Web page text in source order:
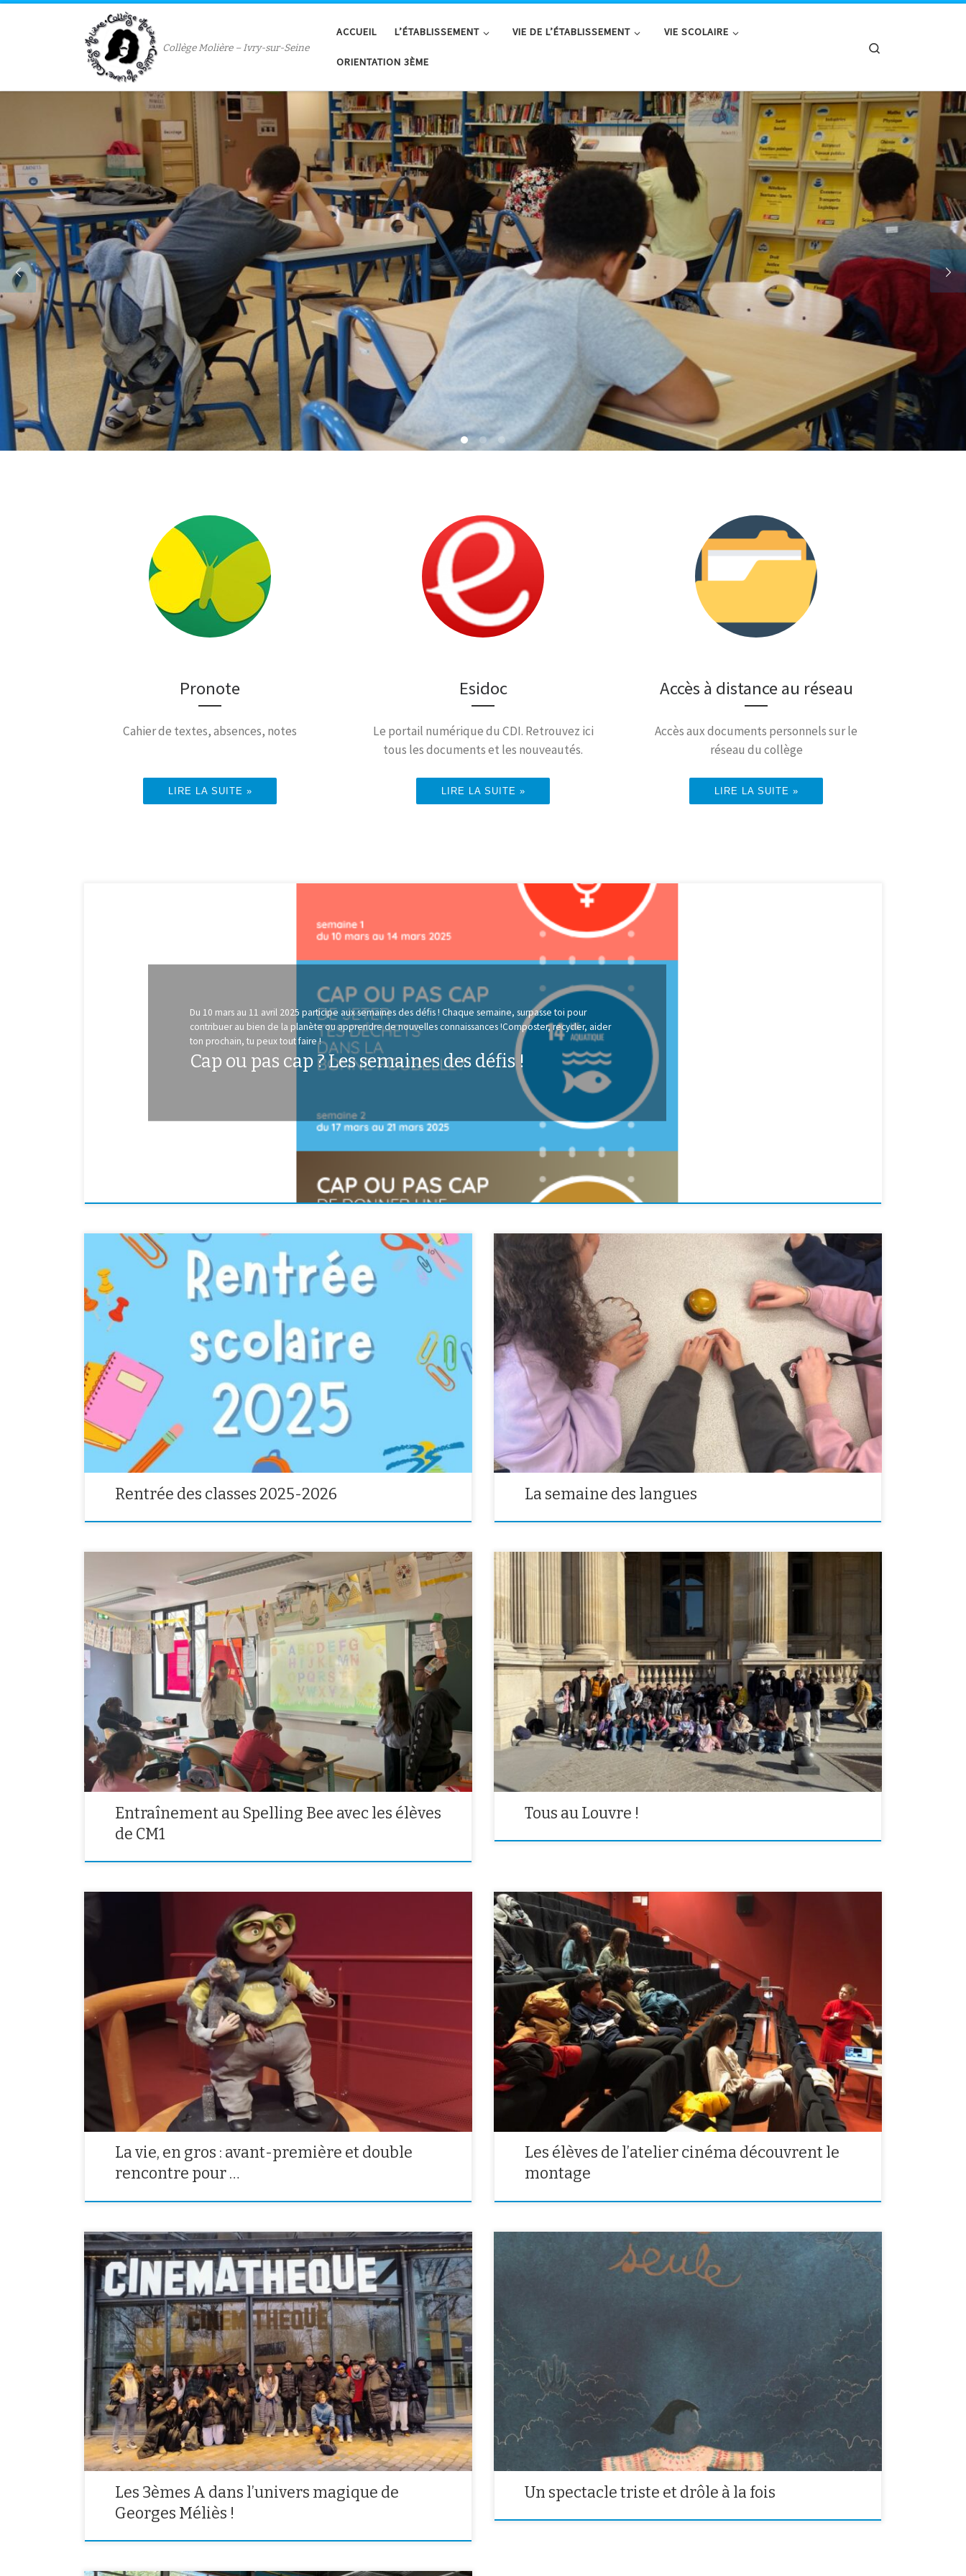
Passer au contenu
Collège Molière – Ivry-sur-Seine
ACCUEIL L’ÉTABLISSEMENT VIE DE L’ÉTABLISSEMENT VIE SCOLAIRE
ORIENTATION 3ÈME
Pronote
Cahier de textes, absences, notes
LIRE LA SUITE »
Esidoc
Le portail numérique du CDI. Retrouvez ici
tous les documents et les nouveautés.
LIRE LA SUITE »
Accès à distance au réseau
Accès aux documents personnels sur le
réseau du collège
LIRE LA SUITE »
Du 10 mars au 11 avril 2025 participe aux semaines des défis ! Chaque semaine, surpasse toi pour
contribuer au bien de la planète ou apprendre de nouvelles connaissances !Composter, recycler, aider
ton prochain, tu peux tout faire !
Cap ou pas cap ? Les semaines des défis !
Vous trouverez ci dessous les dates et horaires de la rentrée des classes de septembre
2025. En attendant, bonne vacances à toutes et tous.
Rentrée des classes 2025-2026
Cette semaine, c’était la semaine des langues au collège Molière. Au programme :
différentes activités pour découvrir les langues du monde (blind test, kahoot,
virelangues, quizz…).
La semaine des langues
Intervention des élèves de 6e B et de Mme Lepotier dans les écoles de Dulcie
September et l’Orme au Chat en vu d’un concours d’orthographe en anglais organisé au
collège Molière en juin. Les élèves de CM1 ont révisé l’alphabet en anglais et on appris
à épeler des mots pour […]
Entraînement au Spelling Bee avec les élèves
de CM1
Les élèves de 6ème C et de la classe NSA se sont rendus au musée du Louvre le 06 mars
dernier. Au programme, visite des collections dédiées à l’Egypte antique. Momies,
sarcophages, pharaons et le Scribe, retour dans l’antiquité pour nos élèves.
Tous au Louvre !
Nous avons passé l’après-midi du 11 février au Luxy pour rencontrer un auteur, une
réalisatrice et voir l’avant première d’un film. Retour sur l’histoire de cette demi-journée
particulière. En classe, nous avons lu le livre La vie , en gros de Mickaël Olivier . Dans le
livre, nous avons découvert […]
La vie, en gros : avant-première et double
rencontre pour …
Les élèves de 4ème de l’atelier cinéma se sont rendus au cinéma Le Luxy pour faire un
atelier avec une table mash-up, qui sert au montage des films. Une façon ludique de
découvrir les principes et les contraintes du montage au cinéma.
Les élèves de l’atelier cinéma découvrent le
montage
La Cinémathèque française a ouvert ses portes à nos 3èmes pour une expérience
unique alliant histoire du cinéma et création artistique. Pendant deux journées entières,
les 3A ont pu découvrir les coulisses du cinéma, s’imprégner de l’héritage de Georges
Méliès et développer leur créativité à travers un atelier cinématographique. En […]
Les 3èmes A dans l’univers magique de
Georges Méliès !
Nous sommes allés voir un spectacle au théâtre Antoine Vitez lundi 16 décembre. C’est
l’histoire de Dominique qui a tout perdu dans sa vie : sa maison, son travail, elle est
pauvre. C’est bizarre : elle a perdu toute sa vie et elle commence à disparaître. Elle est
malheureuse. Elle […]
Un spectacle triste et drôle à la fois